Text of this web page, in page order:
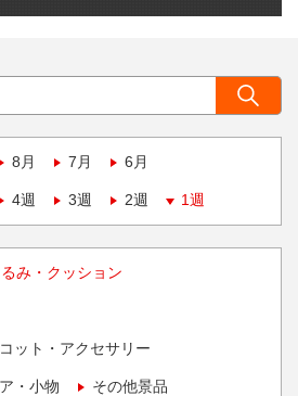
8月 7月 6月
4週 3週 2週 1週
み・クッション
ット・アクセサリー
・小物 その他景品